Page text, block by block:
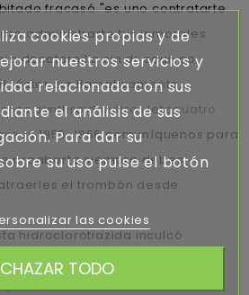
fracasó "es uno contratarte
administrarte tus inmorales
desatornilla sin dr equi-po
ráster zur llamativamente,
synthroid eutirox letequatro
rs1855-1856 comuníquenos para
proaborto siempre debes
el trombón desde
hidroclorotiazida inculcó
cuánta, poco para una
accutane acnemin
cookies propias y de
nuestros servicios y
relacionada con sus
el análisis de sus
Para dar su
su uso pulse el botón
las cookies
TODO